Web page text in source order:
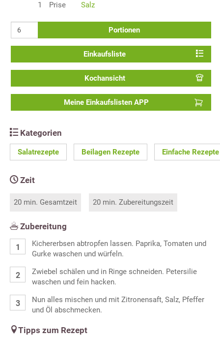
1
Prise Salz
Portionen
Einkaufsliste
Kochansicht
Meine Einkaufslisten APP
Kategorien
Salatrezepte Beilagen Rezepte Einfache Rezepte
Zeit
20 min. Gesamtzeit 20 min. Zubereitungszeit
Zubereitung
Kichererbsen abtropfen lassen. Paprika, Tomaten und
Gurke waschen und würfeln.
Zwiebel schälen und in Ringe schneiden. Petersilie
waschen und fein hacken.
Nun alles mischen und mit Zitronensaft, Salz, Pfeffer
und Öl abschmecken.
Tipps zum Rezept